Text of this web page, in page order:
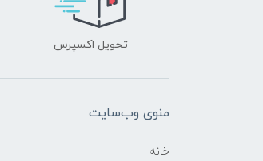
تحویل اکسپرس
منوی وب‌سایت
خانه